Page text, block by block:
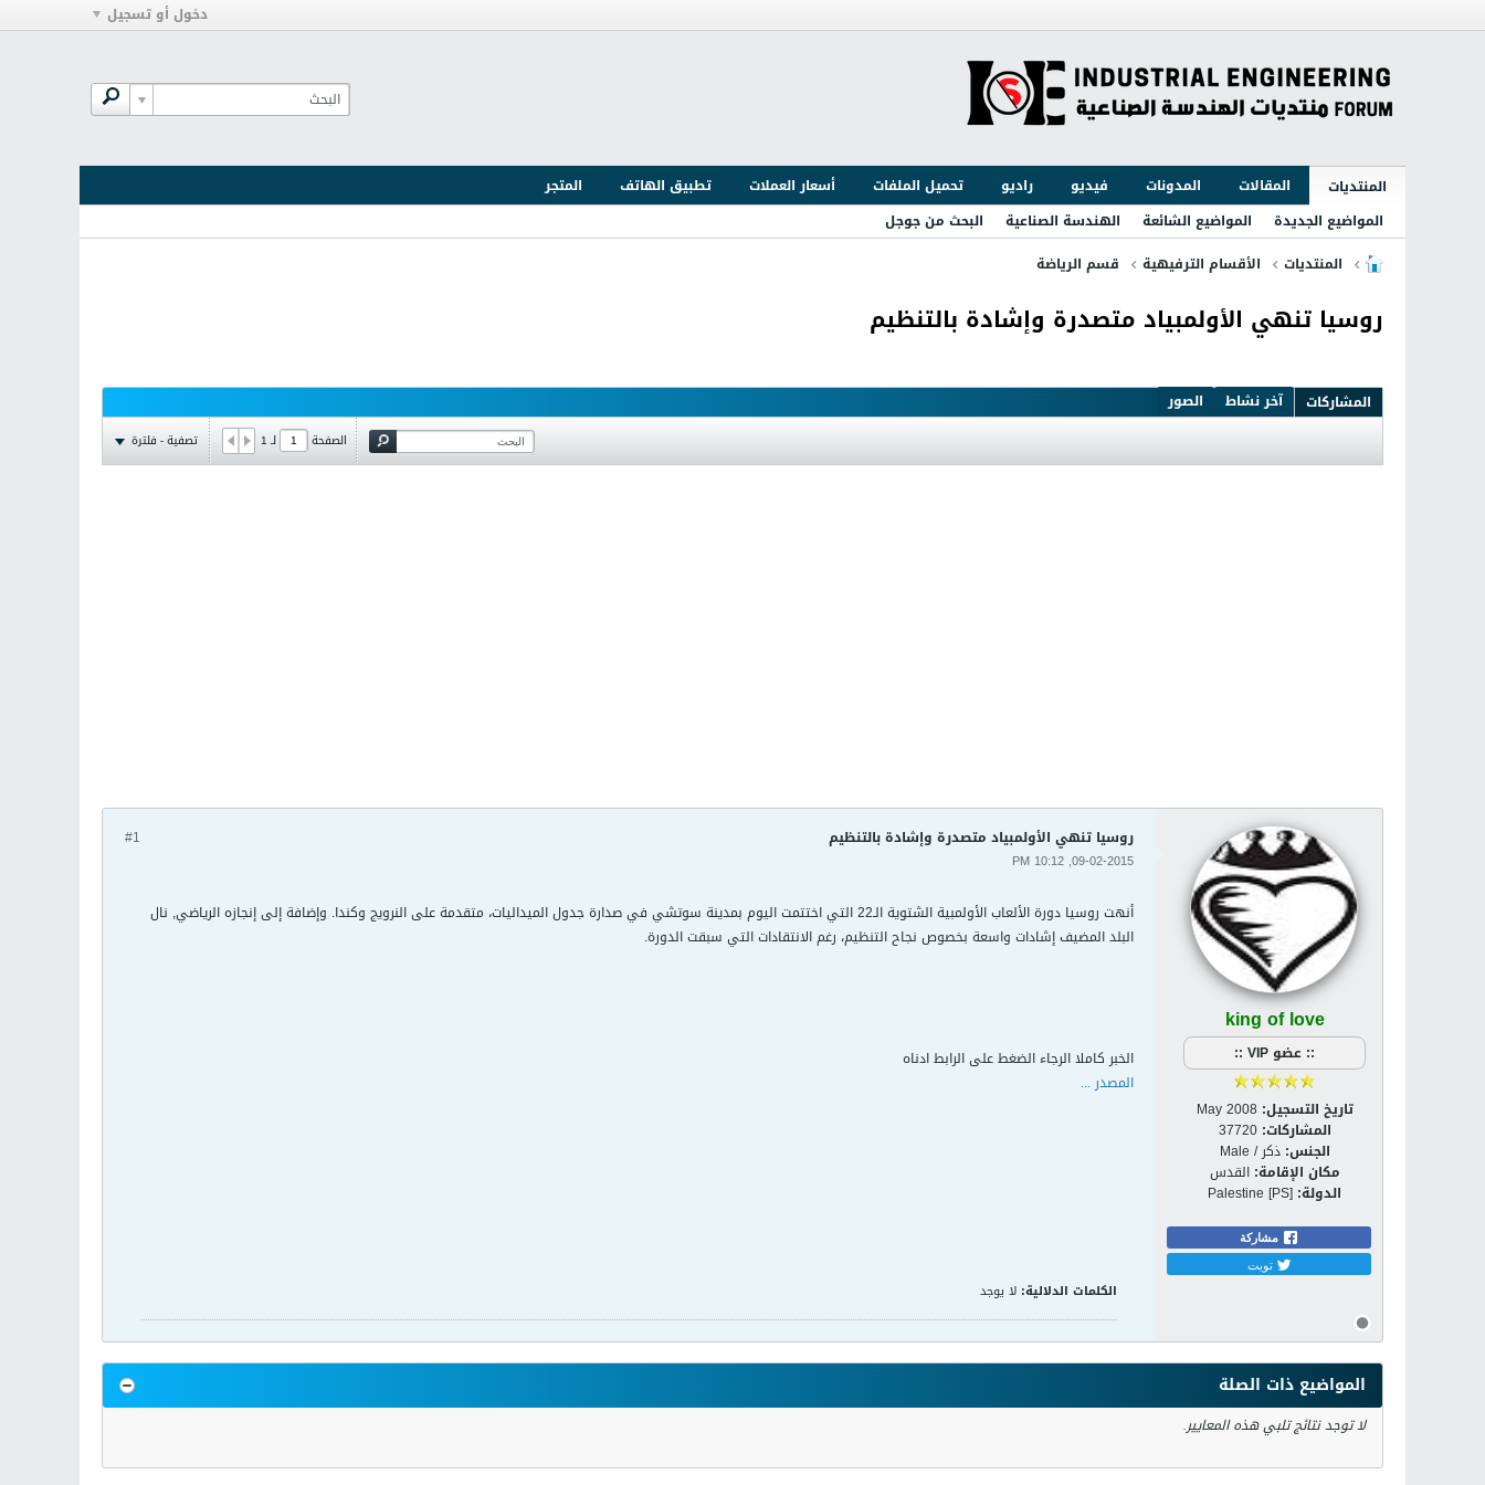
دخول أو تسجيل
المنتديات المقالات المدونات فيديو راديو تحميل الملفات أسعار العملات تطبيق الهاتف
المتجر
المواضيع الجديدة
المواضيع الشائعة الهندسة الصناعية
البحث من جوجل
المنتديات
الأقسام الترفيهية قسم الرياضة
روسيا تنهي الأولمبياد متصدرة وإشادة بالتنظيم
المشاركات آخر نشاط الصور
الصفحة لـ1 تصفية - فلترة
king of love
:: عضو VIP ::
تاريخ التسجيل: May 2008
المشاركات: 37720
الجنس: ذكر / Male
مكان الإقامة: القدس
الدولة: Palestine [PS]
مشاركة
تويت
#1 روسيا تنهي الأولمبياد متصدرة وإشادة بالتنظيم
09-02-2015, 10:12 PM
أنهت روسيا دورة الألعاب الأولمبية الشتوية الـ22 التي اختتمت اليوم بمدينة سوتشي في صدارة جدول الميداليات، متقدمة على النرويج وكندا. وإضافة إلى إنجازه الرياضي, نال
البلد المضيف إشادات واسعة بخصوص نجاح التنظيم، رغم الانتقادات التي سبقت الدورة.
الخبر كاملا الرجاء الضغط على الرابط ادناه
المصدر ...
الكلمات الدلالية: لا يوجد
المواضيع ذات الصلة
لا توجد نتائج تلبي هذه المعايير.